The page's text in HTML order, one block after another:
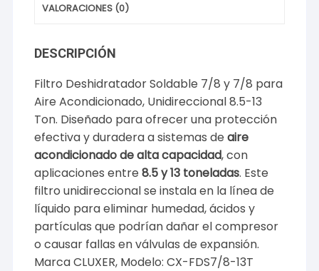
VALORACIONES (0)
DESCRIPCIÓN
Filtro Deshidratador Soldable 7/8 y 7/8 para
Aire Acondicionado, Unidireccional 8.5-13
Ton. Diseñado para ofrecer una protección
efectiva y duradera a sistemas deaire
acondicionado de alta capacidad, con
aplicaciones entre8.5 y 13 toneladas. Este
filtro unidireccional se instala en la línea de
líquido para eliminar humedad, ácidos y
partículas que podrían dañar el compresor
o causar fallas en válvulas de expansión.
Marca CLUXER, Modelo: CX-FDS7/8-13T